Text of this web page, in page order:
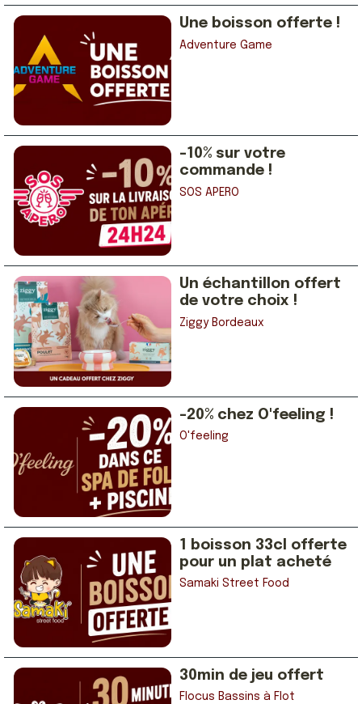
Une boisson offerte !
Adventure Game
-10% sur votre
commande !
SOS APERO
Un échantillon offert
de votre choix !
Ziggy Bordeaux
-20% chez O'feeling !
O'feeling
1 boisson 33cl offerte
pour un plat acheté
Samaki Street Food
30min de jeu offert
Flocus Bassins à Flot